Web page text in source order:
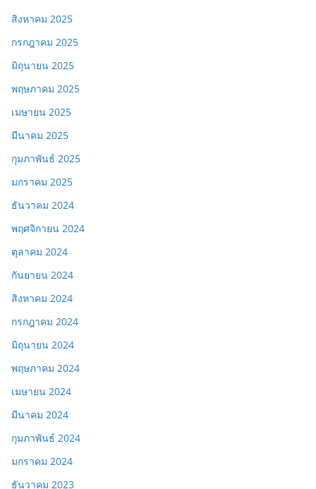
สิงหาคม 2025
กรกฎาคม 2025
มิถุนายน 2025
พฤษภาคม 2025
เมษายน 2025
มีนาคม 2025
กุมภาพันธ์ 2025
มกราคม 2025
ธันวาคม 2024
พฤศจิกายน 2024
ตุลาคม 2024
กันยายน 2024
สิงหาคม 2024
กรกฎาคม 2024
มิถุนายน 2024
พฤษภาคม 2024
เมษายน 2024
มีนาคม 2024
กุมภาพันธ์ 2024
มกราคม 2024
ธันวาคม 2023